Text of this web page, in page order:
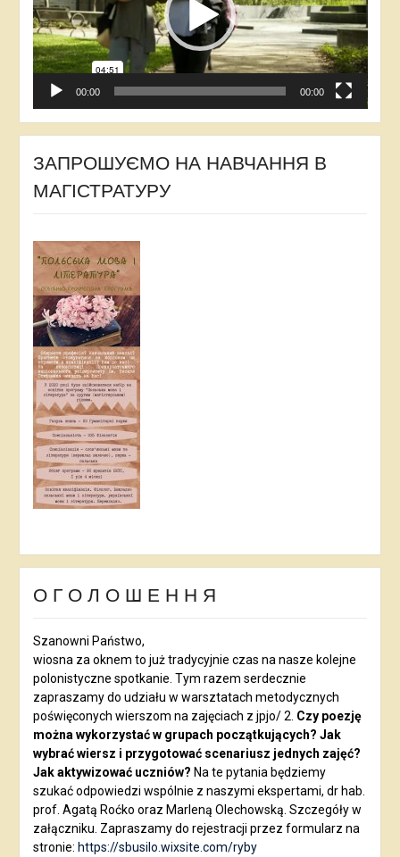
00:00 00:00
ЗАПРОШУЄМО НА НАВЧАННЯ В
МАГІСТРАТУРУ
О Г О Л О Ш Е Н Н Я
Szanowni Państwo,
wiosna za oknem to już tradycyjnie czas na nasze kolejne
polonistyczne spotkanie. Tym razem serdecznie
zapraszamy do udziału w warsztatach metodycznych
poświęconych wierszom na zajęciach z jpjo/ 2. Czy poezję
można wykorzystać w grupach początkujących? Jak
wybrać wiersz i przygotować scenariusz jednych zajęć?
Jak aktywizować uczniów? Na te pytania będziemy
szukać odpowiedzi wspólnie z naszymi ekspertami, dr hab.
prof. Agatą Roćko oraz Marleną Olechowską. Szczegóły w
załączniku. Zapraszamy do rejestracji przez formularz na
stronie: https://sbusilo.wixsite.com/ryby